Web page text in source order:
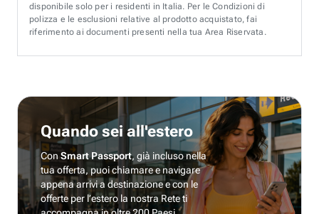
disponibile solo per i residenti in Italia. Per le Condizioni di
polizza e le esclusioni relative al prodotto acquistato, fai
riferimento ai documenti presenti nella tua Area Riservata.
Quando sei all'estero
ConSmart Passport, già incluso nella
tua offerta, puoi chiamare e navigare
appena arrivi a destinazione e con le
offerte per l’estero la nostra Rete ti